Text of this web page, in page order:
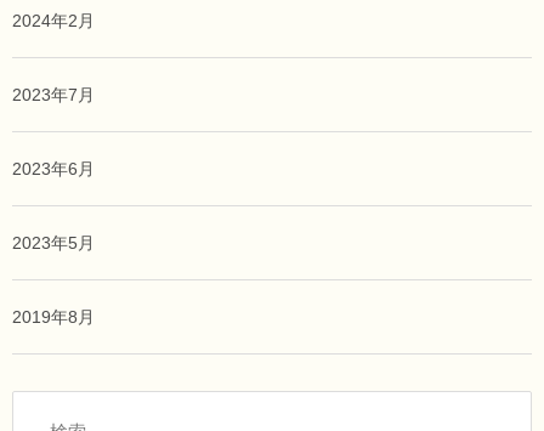
2024年2月
2023年7月
2023年6月
2023年5月
2019年8月